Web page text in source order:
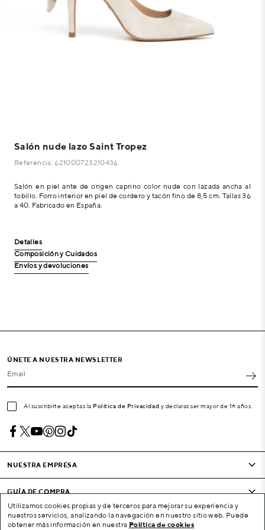
Salón nude lazo Saint Tropez
Referencia: 621000723210436
Salón en piel ante de origen caprino color nude con lazada ancha al
tobillo. Forro interior en piel de cordero y tacón fino de 8,5 cm. Tallas 36
a 40. Fabricado en España.
Detalles
Composición y Cuidados
Envíos y devoluciones
ÚNETE A NUESTRA NEWSLETTER
Email
Al suscribirte aceptas la Política de Privacidad y declaras ser mayor de 16 años.
NUESTRA EMPRESA
GUÍA DE COMPRA
CONDICIONES Y EMPRESA
Utilizamos cookies propias y de terceros para mejorar su experiencia y
nuestros servicios, analizando la navegación en nuestro sitio web. Puede
obtener más información en nuestra Política de cookies